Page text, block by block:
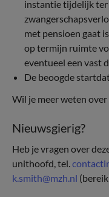
instantie tijdelijk ter
met pensioen gaat
op termijn ruimte
eventueel een vast
De beoogde
Wil je meer weten
Nieuwsgierig?
Heb je vragen over
unithoofd, tel.
k.smith@mzh.nl